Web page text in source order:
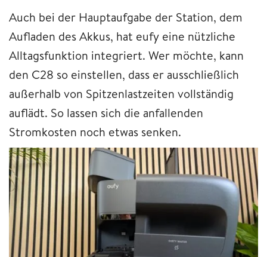
Auch bei der Hauptaufgabe der Station, dem
Aufladen des Akkus, hat eufy eine nützliche
Alltagsfunktion integriert. Wer möchte, kann
den C28 so einstellen, dass er ausschließlich
außerhalb von Spitzenlastzeiten vollständig
auflädt. So lassen sich die anfallenden
Stromkosten noch etwas senken.